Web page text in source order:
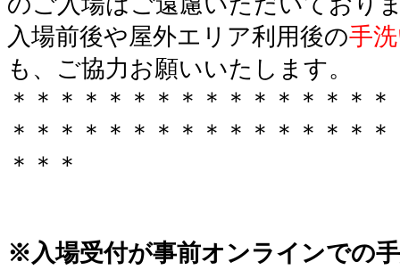
入場前後や屋外エリア利用後の手
も、ご協力お願いいたします。
＊＊＊＊＊＊＊＊＊＊＊＊＊＊＊
＊＊＊＊＊＊＊＊＊＊＊＊＊＊＊
＊＊＊
※入場受付が事前オンラインでの